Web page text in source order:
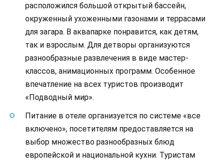
расположился большой открытый бассейн,
окруженный ухоженными газонами и террасами
для загара. В аквапарке понравится, как детям,
так и взрослым. Для детворы организуются
разнообразные развлечения в виде мастер-
классов, анимационных программ. Особенное
впечатление на всех туристов производит
«Подводный мир».
Питание в отеле организуется по системе «все
включено», посетителям предоставляется на
выбор множество разнообразных блюд
европейской и национальной кухни. Туристам